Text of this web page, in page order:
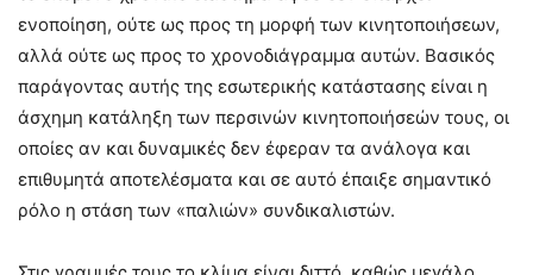
ενοποίηση, ούτε ως προς τη μορφή των κινητοποιήσεων,
αλλά ούτε ως προς το χρονοδιάγραμμα αυτών. Βασικός
παράγοντας αυτής της εσωτερικής κατάστασης είναι η
άσχημη κατάληξη των περσινών κινητοποιήσεών τους, οι
οποίες αν και δυναμικές δεν έφεραν τα ανάλογα και
επιθυμητά αποτελέσματα και σε αυτό έπαιξε σημαντικό
ρόλο η στάση των «παλιών» συνδικαλιστών.